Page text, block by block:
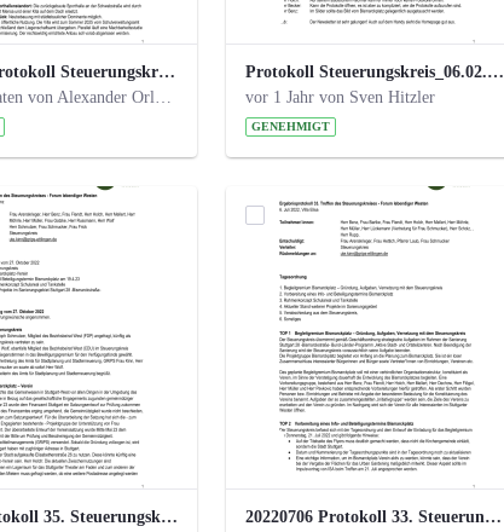
25_07_03 Protokoll Steuerungskreis.pdf
vor 10 Monaten von Alexander Orlowski
Protokoll Steuerungskreis_06.02.2025 .pdf
vor 1 Jahr von Sven Hitzler
GENEHMIGT
230517 Protokoll 35. Steuerungskreis.pdf
20220706 Protokoll 33. Steuerungskreis.pdf